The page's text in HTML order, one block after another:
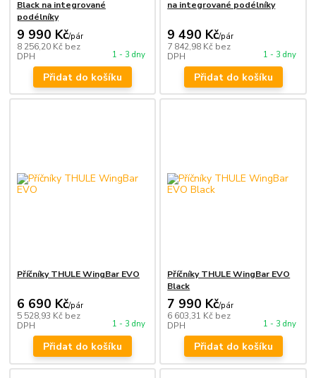
Black na integrované
podélníky
9 990 Kč/pár
8 256,20 Kč bez
DPH
1 - 3 dny
Přidat do košíku
na integrované podélníky
9 490 Kč/pár
7 842,98 Kč bez
DPH
1 - 3 dny
Přidat do košíku
Příčníky THULE WingBar EVO
6 690 Kč/pár
5 528,93 Kč bez
DPH
1 - 3 dny
Přidat do košíku
Příčníky THULE WingBar EVO
Black
7 990 Kč/pár
6 603,31 Kč bez
DPH
1 - 3 dny
Přidat do košíku